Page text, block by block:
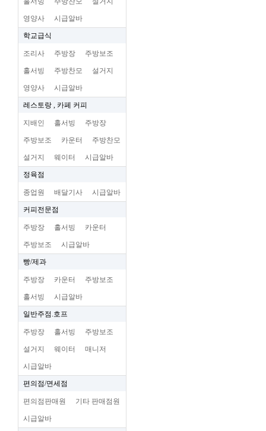
영양사 시급알바
학교급식
조리사 주방장 주방보조
홀서빙 주방찬모 설거지
영양사 시급알바
레스토랑 , 카페 커피
지배인 홀서빙 주방장
주방보조 카운터 주방찬모
설거지 웨이터 시급알바
정육점
종업원 배달기사 시급알바
커피전문점
주방장 홀서빙 카운터
주방보조 시급알바
빵/제과
주방장 카운터 주방보조
홀서빙 시급알바
일반주점.호프
주방장 홀서빙 주방보조
설거지 웨이터 매니저
시급알바
편의점/면세점
편의점판매원 기타 판매점원
시급알바